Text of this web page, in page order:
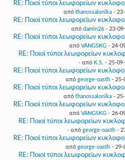
RE: Ποιοί τύποι λεωφορείων
από thanossalonika -
RE: Ποιοί τύποι λεωφορείων
από damin26 - 23-
RE: Ποιοί τύποι λεωφορείων
από VANGSKG- 24-
RE: Ποιοί τύποι λεωφορείων
- από K.S. - 25-
RE: Ποιοί τύποι λεωφορείων
από george-oasth- 25-
RE: Ποιοί τύποι λεωφορείων
από thanossalonika -
RE: Ποιοί τύποι λεωφορείων
από VANGSKG- 26-
RE: Ποιοί τύποι λεωφορείων
- από george-oasth-
RE: Ποιοί τύποι λεωφορείων
από george-oasth- 29-
RE: Ποιοί τύποι λεωφορείων